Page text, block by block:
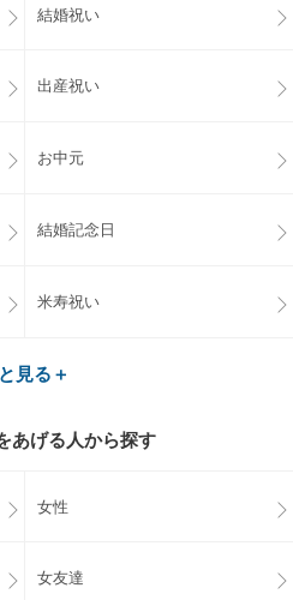
結婚祝い
出産祝い
お中元
結婚記念日
米寿祝い
見る＋
あげる人から探す
女性
女友達